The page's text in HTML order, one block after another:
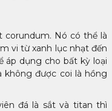
corundum. Nó có thể là
vi từ xanh lục nhạt đến
áp dụng cho bất kỳ loại
không được coi là hồng
đá là sắt và titan thì